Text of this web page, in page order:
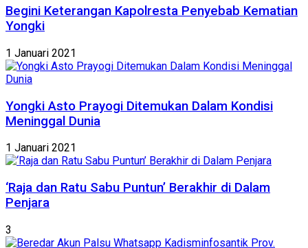
Begini Keterangan Kapolresta Penyebab Kematian
Yongki
1 Januari 2021
Yongki Asto Prayogi Ditemukan Dalam Kondisi
Meninggal Dunia
1 Januari 2021
‘Raja dan Ratu Sabu Puntun’ Berakhir di Dalam
Penjara
3